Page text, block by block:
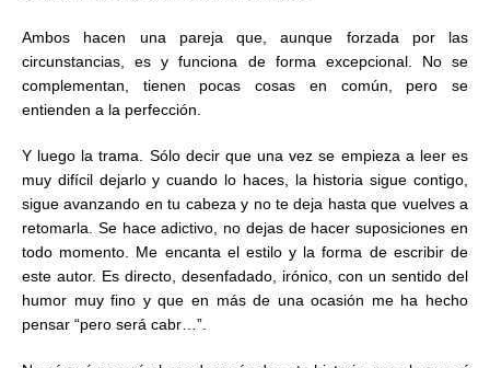
Ambos hacen una pareja que, aunque forzada por las
circunstancias, es y funciona de forma excepcional. No se
complementan, tienen pocas cosas en común, pero se
entienden a la perfección.
Y luego la trama. Sólo decir que una vez se empieza a leer es
muy difícil dejarlo y cuando lo haces, la historia sigue contigo,
sigue avanzando en tu cabeza y no te deja hasta que vuelves a
retomarla. Se hace adictivo, no dejas de hacer suposiciones en
todo momento. Me encanta el estilo y la forma de escribir de
este autor. Es directo, desenfadado, irónico, con un sentido del
humor muy fino y que en más de una ocasión me ha hecho
pensar “pero será cabr…”.